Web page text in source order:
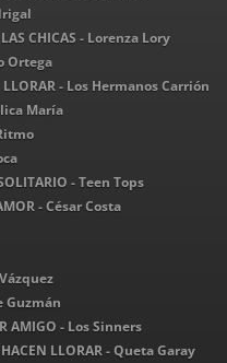
CHICAS - Lorenza Lory
Ortega
LLORAR - Los Hermanos Carrión
María
- Teen Tops
- César Costa
Guzmán
AMIGO - Los Sinners
HACEN LLORAR - Queta Garay